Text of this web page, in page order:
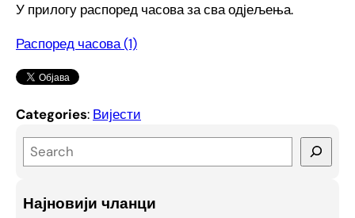
У прилогу распоред часова за сва одјељења.
Распоред часова (1)
Categories: Вијести
e
rНајновији чланци